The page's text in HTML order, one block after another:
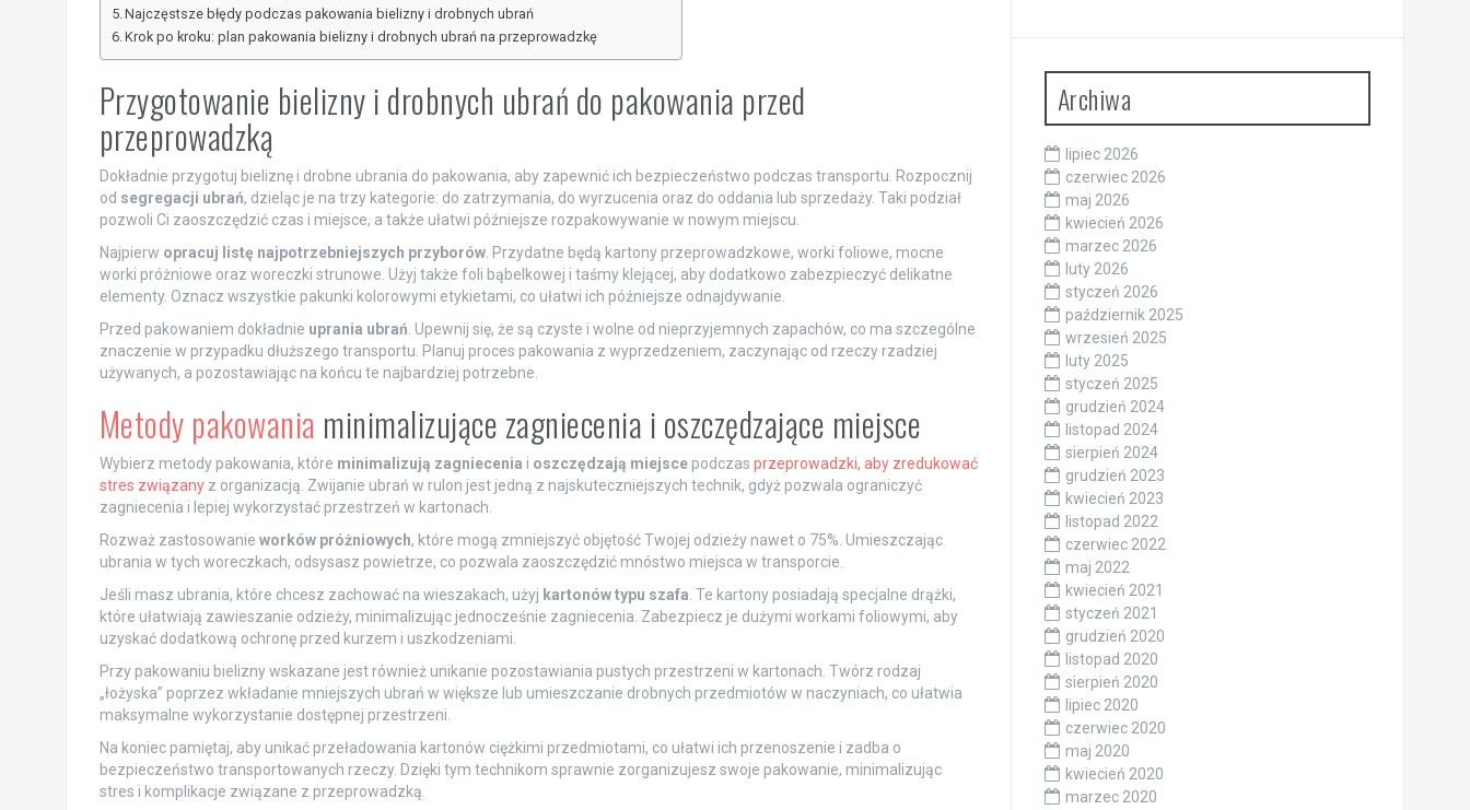
Najczęstsze błędy podczas pakowania bielizny i drobnych ubrań
Krok po kroku: plan pakowania bielizny i drobnych ubrań na przeprowadzkę
Przygotowanie bielizny i drobnych ubrań do pakowania przed
przeprowadzką
Dokładnie przygotuj bieliznę i drobne ubrania do pakowania, aby zapewnić ich bezpieczeństwo podczas transportu. Rozpocznij
od segregacji ubrań, dzieląc je na trzy kategorie: do zatrzymania, do wyrzucenia oraz do oddania lub sprzedaży. Taki podział
pozwoli Ci zaoszczędzić czas i miejsce, a także ułatwi późniejsze rozpakowywanie w nowym miejscu.
Najpierw opracuj listę najpotrzebniejszych przyborów. Przydatne będą kartony przeprowadzkowe, worki foliowe, mocne
worki próżniowe oraz woreczki strunowe. Użyj także foli bąbelkowej i taśmy klejącej, aby dodatkowo zabezpieczyć delikatne
elementy. Oznacz wszystkie pakunki kolorowymi etykietami, co ułatwi ich późniejsze odnajdywanie.
Przed pakowaniem dokładnie uprania ubrań . Upewnij się, że są czyste i wolne od nieprzyjemnych zapachów, co ma szczególne
znaczenie w przypadku dłuższego transportu. Planuj proces pakowania z wyprzedzeniem, zaczynając od rzeczy rzadziej
używanych, a pozostawiając na końcu te najbardziej potrzebne.
Metody pakowania minimalizujące zagniecenia i oszczędzające miejsce
Wybierz metody pakowania, które minimalizują zagniecenia i oszczędzają miejscepodczas przeprowadzki, aby zredukować
stres związanyz organizacją. Zwijanie ubrań w rulon jest jedną z najskuteczniejszych technik, gdyż pozwala ograniczyć
zagniecenia i lepiej wykorzystać przestrzeń w kartonach.
Rozważ zastosowanie worków próżniowych, które mogą zmniejszyć objętość Twojej odzieży nawet o 75%. Umieszczając
ubrania w tych woreczkach, odsysasz powietrze, co pozwala zaoszczędzić mnóstwo miejsca w transporcie.
Jeśli masz ubrania, które chcesz zachować na wieszakach, użyj kartonów typu szafa . Te kartony posiadają specjalne drążki,
które ułatwiają zawieszanie odzieży, minimalizując jednocześnie zagniecenia. Zabezpiecz je dużymi workami foliowymi, aby
uzyskać dodatkową ochronę przed kurzem i uszkodzeniami.
Przy pakowaniu bielizny wskazane jest również unikanie pozostawiania pustych przestrzeni w kartonach. Twórz rodzaj
„łożyska” poprzez wkładanie mniejszych ubrań w większe lub umieszczanie drobnych przedmiotów w naczyniach, co ułatwia
maksymalne wykorzystanie dostępnej przestrzeni.
Na koniec pamiętaj, aby unikać przeładowania kartonów ciężkimi przedmiotami, co ułatwi ich przenoszenie i zadba o
bezpieczeństwo transportowanych rzeczy. Dzięki tym technikom sprawnie zorganizujesz swoje pakowanie, minimalizując
stres i komplikacje związane z przeprowadzką.
Archiwa
lipiec 2026
czerwiec 2026
maj 2026
kwiecień 2026
marzec 2026
luty 2026
styczeń 2026
październik 2025
wrzesień 2025
luty 2025
styczeń 2025
grudzień 2024
listopad 2024
sierpień 2024
grudzień 2023
kwiecień 2023
listopad 2022
czerwiec 2022
maj 2022
kwiecień 2021
styczeń 2021
grudzień 2020
listopad 2020
sierpień 2020
lipiec 2020
czerwiec 2020
maj 2020
kwiecień 2020
marzec 2020